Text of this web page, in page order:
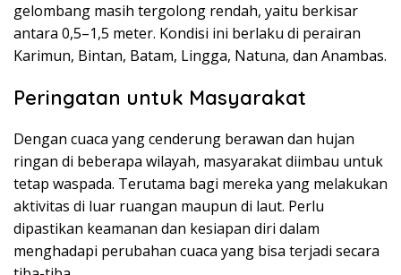
gelombang masih tergolong rendah, yaitu berkisar
antara 0,5–1,5 meter. Kondisi ini berlaku di perairan
Karimun, Bintan, Batam, Lingga, Natuna, dan Anambas.
Peringatan untuk Masyarakat
Dengan cuaca yang cenderung berawan dan hujan
ringan di beberapa wilayah, masyarakat diimbau untuk
tetap waspada. Terutama bagi mereka yang melakukan
aktivitas di luar ruangan maupun di laut. Perlu
dipastikan keamanan dan kesiapan diri dalam
menghadapi perubahan cuaca yang bisa terjadi secara